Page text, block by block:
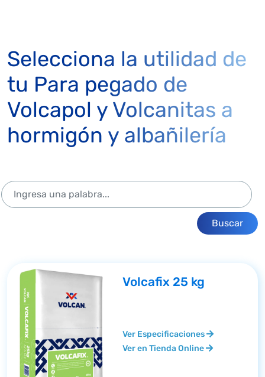
Selecciona la utilidad de
tu Para pegado de
Volcapol y Volcanitas a
hormigón y albañilería
Buscar
Volcafix 25 kg
Ver Especificaciones
Ver en Tienda Online